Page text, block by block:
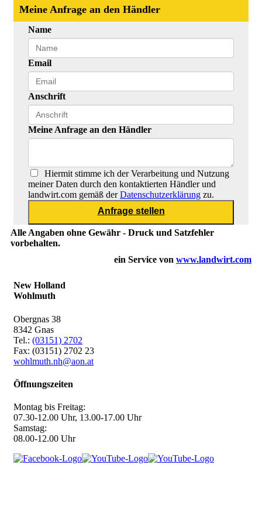
Meine Anfrage an den Händler
Name
Email
Anschrift
Meine Anfrage an den Händler
Hiermit stimme ich der Verarbeitung und Nutzung
meiner Daten durch den kontaktierten Händler und
landwirt.com gemäß derDatenschutzerklärung zu.
Alle Angaben ohne Gewähr - Druck und Satzfehler
vorbehalten.
ein Service von www.landwirt.com
New Holland
Wohlmuth
Obergnas 38
8342 Gnas
Tel.: (03151) 2702
Fax: (03151) 2702 23
wohlmuth.nh@aon.at
Öffnungszeiten
Montag bis Freitag:
07.30-12.00 Uhr, 13.00-17.00 Uhr
Samstag:
08.00-12.00 Uhr